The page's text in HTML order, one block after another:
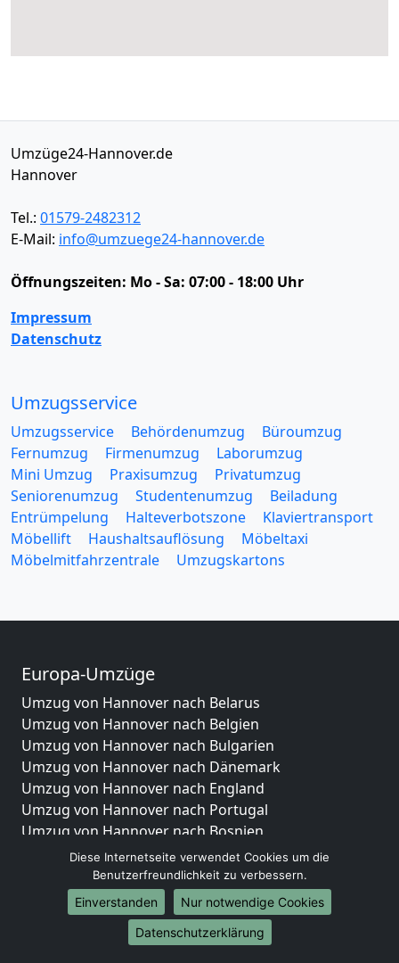
Umzüge24-Hannover.de
Hannover
Tel.: 01579-2482312
E-Mail: info@umzuege24-hannover.de
Öffnungszeiten: Mo - Sa: 07:00 - 18:00 Uhr
Impressum
Datenschutz
Umzugsservice
Umzugsservice Behördenumzug
Büroumzug
Fernumzug
Firmenumzug
Laborumzug
Mini Umzug
Praxisumzug
Privatumzug
Seniorenumzug
Studentenumzug
Beiladung
Entrümpelung
Halteverbotszone
Klaviertransport
Möbellift
Haushaltsauflösung
Möbeltaxi
Möbelmitfahrzentrale
Umzugskartons
Europa-Umzüge
Umzug von Hannover nach Belarus
Umzug von Hannover nach Belgien
Umzug von Hannover nach Bulgarien
Umzug von Hannover nach Dänemark
Umzug von Hannover nach England
Umzug von Hannover nach Portugal
Umzug von Hannover nach Bosnien
und Herzegowina
Umzug von Hannover nach Irland
Umzug von Hannover nach Lettland
Umzug von Hannover nach Zypern
Umzug von Hannover nach Kroatien
Diese Internetseite verwendet Cookies um die
Benutzerfreundlichkeit zu verbessern.
Einverstanden
Nur notwendige Cookies
Datenschutzerklärung